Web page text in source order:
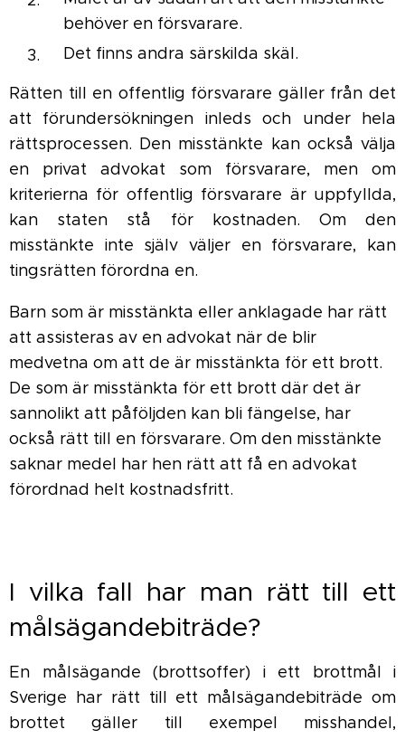
behöver en försvarare.
Det finns andra särskilda skäl.
Rätten till en offentlig försvarare gäller från det
att förundersökningen inleds och under hela
rättsprocessen. Den misstänkte kan också välja
en privat advokat som försvarare, men om
kriterierna för offentlig försvarare är uppfyllda,
kan staten stå för kostnaden. Om den
misstänkte inte själv väljer en försvarare, kan
tingsrätten förordna en.
Barn som är misstänkta eller anklagade har rätt
att assisteras av en advokat när de blir
medvetna om att de är misstänkta för ett brott.
De som är misstänkta för ett brott där det är
sannolikt att påföljden kan bli fängelse, har
också rätt till en försvarare. Om den misstänkte
saknar medel har hen rätt att få en advokat
förordnad helt kostnadsfritt.
I vilka fall har man rätt till ett
målsägandebiträde?
En målsägande (brottsoffer) i ett brottmål i
Sverige har rätt till ett målsägandebiträde om
brottet gäller till exempel misshandel,